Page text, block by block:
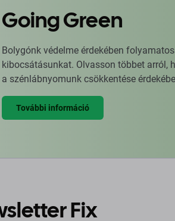
Going Green
Bolygónk védelme érdekében
kibocsátásunkat. Olvasson többet
a szénlábnyomunk csökkentése
További információ
Fix